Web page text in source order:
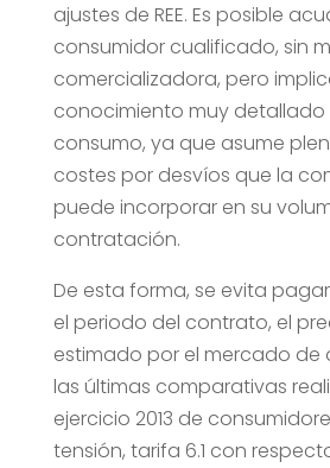
ajustes de REE. Es posible
consumidor cualificado, sin
comercializadora, pero
conocimiento muy detallado
consumo, ya que asume
costes por desvíos que la
puede incorporar en su
contratación.
De esta forma, se evita
el periodo del contrato, el
estimado por el mercado de
las últimas comparativas
ejercicio 2013 de
tensión, tarifa 6.1 con